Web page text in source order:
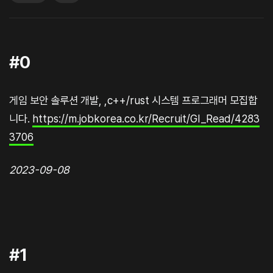
#0
게임 보안 솔루션 개발, ,c++/rust 시스템 프로그래머 모집합
니다. https://m.jobkorea.co.kr/Recruit/GI_Read/4283
3706
2023-09-08
#1